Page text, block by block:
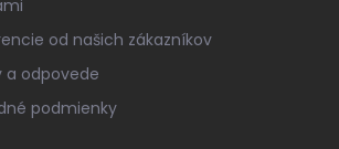
od našich zákazníkov
a odpovede
podmienky